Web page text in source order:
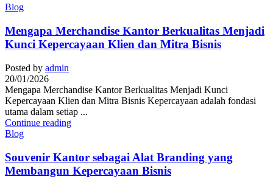
Blog
Mengapa Merchandise Kantor Berkualitas Menjadi
Kunci Kepercayaan Klien dan Mitra Bisnis
Posted by admin
20/01/2026
Mengapa Merchandise Kantor Berkualitas Menjadi Kunci
Kepercayaan Klien dan Mitra Bisnis Kepercayaan adalah fondasi
utama dalam setiap ...
Continue reading
Blog
Souvenir Kantor sebagai Alat Branding yang
Membangun Kepercayaan Bisnis